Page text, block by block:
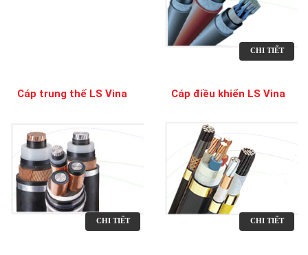
CHI TIẾT
Cáp trung thế LS Vina
CHI TIẾT
Cáp điều khiển LS Vina
CHI TIẾT